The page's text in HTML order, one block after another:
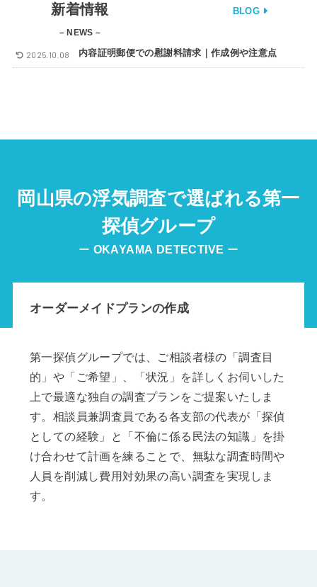
新着情報
– NEWS –
BLOG
内容証明郵便での慰謝料請求｜作成例や注意点
2025.10.08
岡山県の浮気調査で選ばれる第一
探偵グループ
ー OKAYAMA DETECTIVE ー
オーダーメイドプランの作成
第一探偵グループでは、ご相談者様の「調査目
的」や「ご希望」、「状況」を詳しくお伺いした
上で最適な独自の調査プランをご提案いたしま
す。相談員兼調査員である各支部の代表が「探偵
としての経験」と「不倫に係る民法の知識」を掛
け合わせて計画を練ることで、無駄な調査時間や
人員を削減し費用対効果の高い調査を実現しま
す。